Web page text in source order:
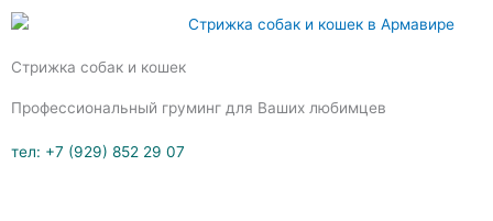
Перейти
содержимому
Стрижка собак и кошек
Профессиональный груминг для Ваших любимцев
тел: +7 (929) 852 29 07